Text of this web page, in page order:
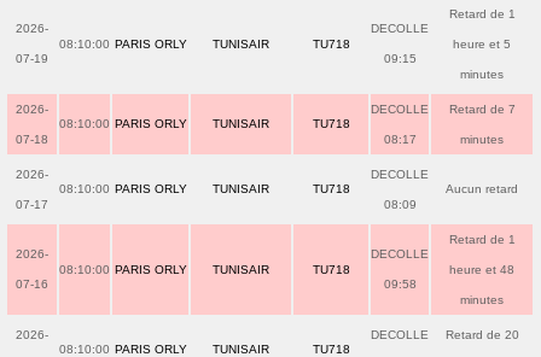
2026-
07-19
08:10:00 PARIS ORLY TUNISAIR TU718
DECOLLE
09:15
Retard de 1
heure et 5
minutes
2026-
07-18
08:10:00 PARIS ORLY TUNISAIR TU718
DECOLLE
08:17
Retard de 7
minutes
2026-
07-17
08:10:00 PARIS ORLY TUNISAIR TU718
DECOLLE
08:09
Aucun retard
2026-
07-16
08:10:00 PARIS ORLY TUNISAIR TU718
DECOLLE
09:58
Retard de 1
heure et 48
minutes
2026-
08:10:00 PARIS ORLY TUNISAIR TU718
DECOLLE Retard de 20